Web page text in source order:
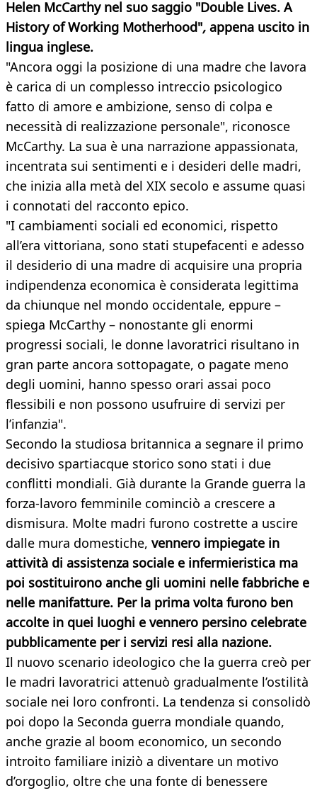
Helen McCarthy nel suo saggio "Double Lives. A
History of Working Motherhood", appena uscito in
lingua inglese.
"Ancora oggi la posizione di una madre che lavora
è carica di un complesso intreccio psicologico
fatto di amore e ambizione, senso di colpa e
necessità di realizzazione personale", riconosce
McCarthy. La sua è una narrazione appassionata,
incentrata sui sentimenti e i desideri delle madri,
che inizia alla metà del XIX secolo e assume quasi
i connotati del racconto epico.
"I cambiamenti sociali ed economici, rispetto
all’era vittoriana, sono stati stupefacenti e adesso
il desiderio di una madre di acquisire una propria
indipendenza economica è considerata legittima
da chiunque nel mondo occidentale, eppure –
spiega McCarthy – nonostante gli enormi
progressi sociali, le donne lavoratrici risultano in
gran parte ancora sottopagate, o pagate meno
degli uomini, hanno spesso orari assai poco
flessibili e non possono usufruire di servizi per
l’infanzia".
Secondo la studiosa britannica a segnare il primo
decisivo spartiacque storico sono stati i due
conflitti mondiali. Già durante la Grande guerra la
forza-lavoro femminile cominciò a crescere a
dismisura. Molte madri furono costrette a uscire
dalle mura domestiche, vennero impiegate in
attività di assistenza sociale e infermieristica ma
poi sostituirono anche gli uomini nelle fabbriche e
nelle manifatture. Per la prima volta furono ben
accolte in quei luoghi e vennero persino celebrate
pubblicamente per i servizi resi alla nazione.
Il nuovo scenario ideologico che la guerra creò per
le madri lavoratrici attenuò gradualmente l’ostilità
sociale nei loro confronti. La tendenza si consolidò
poi dopo la Seconda guerra mondiale quando,
anche grazie al boom economico, un secondo
introito familiare iniziò a diventare un motivo
d’orgoglio, oltre che una fonte di benessere